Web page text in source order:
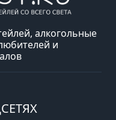
алкогольные
и